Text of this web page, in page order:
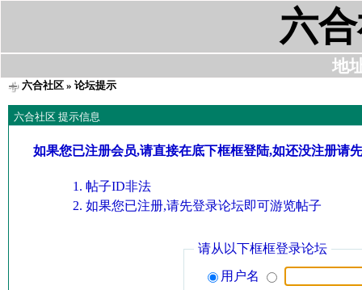
六
地
六合社区» 论坛提示
六合社区 提示信息
如果您已注册会员,请直接在底下框框登陆,如还没注册请
帖子ID非法
如果您已注册,请先登录论坛即可游览帖子
请从以下框框登录论坛
用户名